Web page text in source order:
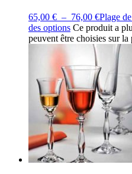
65,00 € – 76,00 €Plage
des options Ce produit a
peuvent être choisies sur